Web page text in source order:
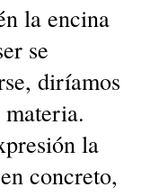
la encina
se
diríamos
materia.
la
concreto,